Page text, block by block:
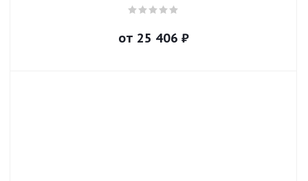
от 25 406 ₽